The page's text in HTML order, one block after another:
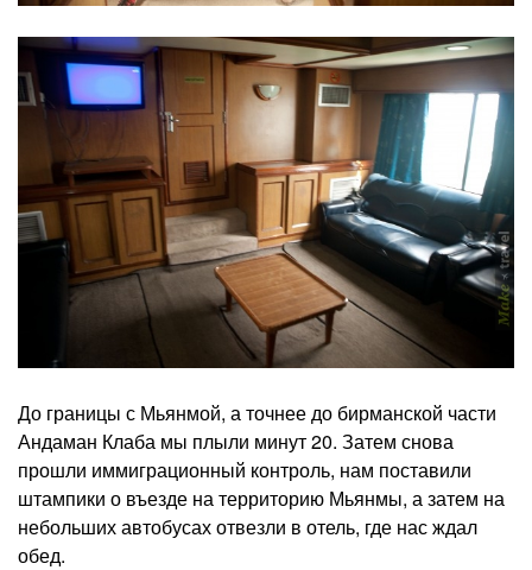
До границы с Мьянмой, а точнее до бирманской части
Андаман Клаба мы плыли минут 20. Затем снова
прошли иммиграционный контроль, нам поставили
штампики о въезде на территорию Мьянмы, а затем на
небольших автобусах отвезли в отель, где нас ждал
обед.